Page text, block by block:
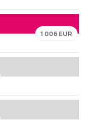
1 006 EUR